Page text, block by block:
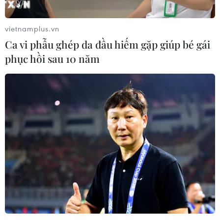
CƠ QUAN CHỦ QUẢN: THÔNG TẤN XÃ VIỆT NAM
Tổng Biên tập: TRẦN TIẾN DUẨN
Phó Tổng Biên tập: NGUYỄN THỊ TÁM, KHÚC THANH
THỦY
Sở hữu trí tuệ
Quy định sử dụng
RSS
Hỗ trợ
vietnamplus.vn
Ca vi phẫu ghép da đầu hiếm gặp giúp bé gái
phục hồi sau 10 năm